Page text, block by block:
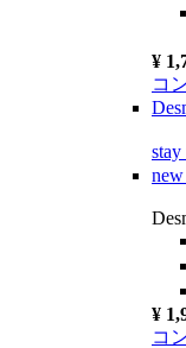
¥
コ
stay
new
¥
コ